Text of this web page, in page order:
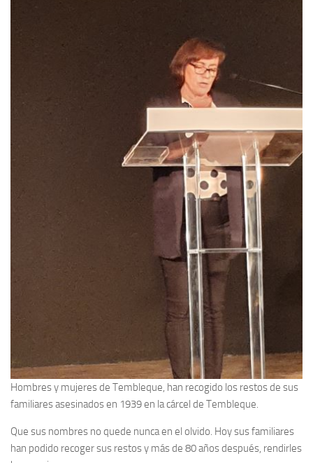
Hombres y mujeres de Tembleque, han recogido los restos de sus
familiares asesinados en 1939 en la cárcel de Tembleque.
Que sus nombres no quede nunca en el olvido. Hoy sus familiares
han podido recoger sus restos y más de 80 años después, rendirles